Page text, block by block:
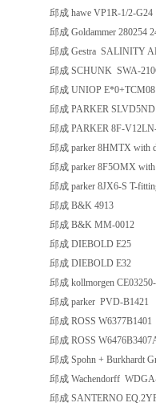
邱成 hawe VP1R-1/2-G24
邱成 Goldammer 280254
邱成 Gestra SALINITY
邱成 SCHUNK SWA-
邱成 UNIOP E*0+TCM08
邱成 PARKER SLVD5ND
邱成 PARKER 8F-
邱成 parker 8HMTX with
邱成 parker 8F5OMX with
邱成 parker 8JX6-S T-
邱成 B&K 4913
邱成 B&K MM-0012
邱成 DIEBOLD E25
邱成 DIEBOLD E32
邱成 kollmorgen
邱成 parker PVD-B1421
邱成 ROSS W6377B1401
邱成 ROSS
邱成 Spohn + Burkhardt
邱成 Wachendorff
邱成 SANTERNO